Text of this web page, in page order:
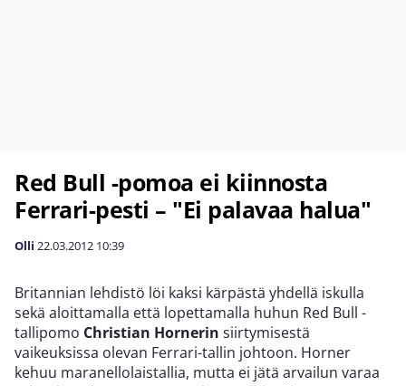
Red Bull -pomoa ei kiinnosta
Ferrari-pesti – "Ei palavaa halua"
Olli 22.03.2012 10:39
Britannian lehdistö löi kaksi kärpästä yhdellä iskulla
sekä aloittamalla että lopettamalla huhun Red Bull -
tallipomo Christian Hornerin siirtymisestä
vaikeuksissa olevan Ferrari-tallin johtoon. Horner
kehuu maranellolaistallia, mutta ei jätä arvailun varaa